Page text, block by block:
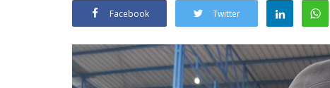
Facebook Twitter